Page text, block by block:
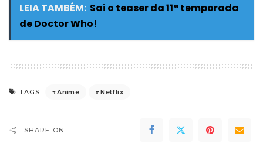
LEIA TAMBÉM: Sai o teaser da 11ª temporada
de Doctor Who!
TAGS: Anime Netflix
SHARE ON